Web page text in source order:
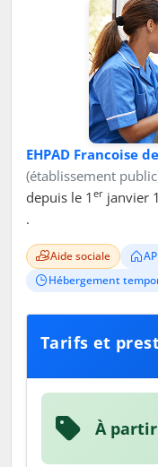
EHPAD Francoise
(établissement
depuis le 1 er janvier
.
Aide sociale
Hébergement
Tarifs et
À